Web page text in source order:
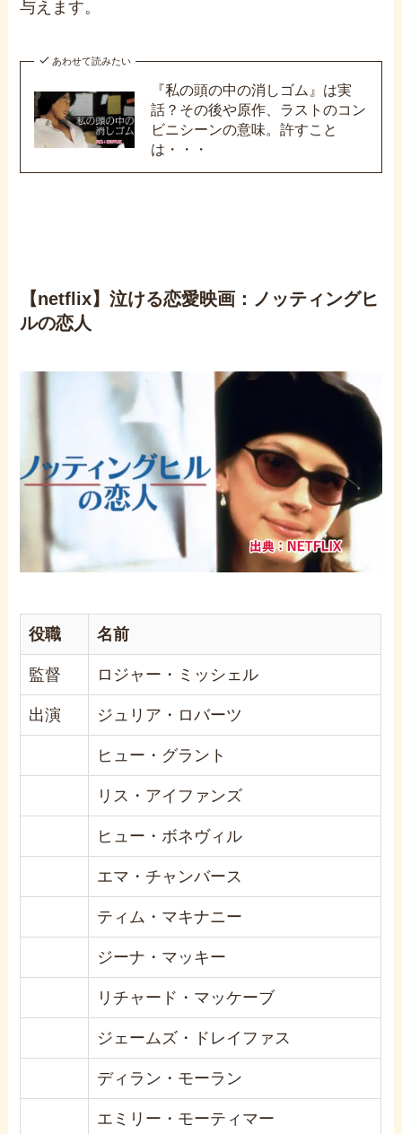
与えます。
あわせて読みたい
『私の頭の中の消しゴム』は実
話？その後や原作、ラストのコン
ビニシーンの意味。許すこと
は・・・
【netflix】泣ける恋愛映画：ノッティングヒ
ルの恋人
役職 名前
監督 ロジャー・ミッシェル
出演 ジュリア・ロバーツ
ヒュー・グラント
リス・アイファンズ
ヒュー・ボネヴィル
エマ・チャンバース
ティム・マキナニー
ジーナ・マッキー
リチャード・マッケーブ
ジェームズ・ドレイファス
ディラン・モーラン
エミリー・モーティマー